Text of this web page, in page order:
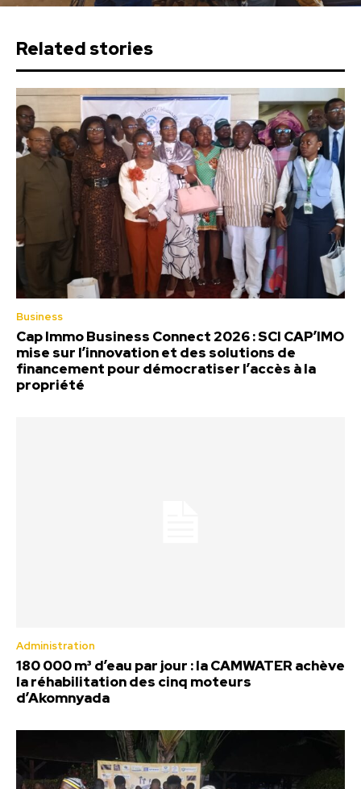
Related stories
Business
Cap Immo Business Connect 2026 : SCI CAP’IMO
mise sur l’innovation et des solutions de
financement pour démocratiser l’accès à la
propriété
Administration
180 000 m³ d’eau par jour : la CAMWATER achève
la réhabilitation des cinq moteurs
d’Akomnyada